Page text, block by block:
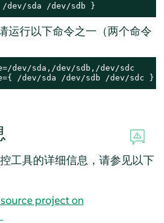
sda /dev/sdb }
运行以下命令之一（两个命令
/dev/sda /dev/sdb /dev/sdc }
工具的详细信息，请参见以下
project on